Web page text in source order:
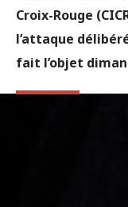
Croix-Rouge
l’attaque
fait l’objet